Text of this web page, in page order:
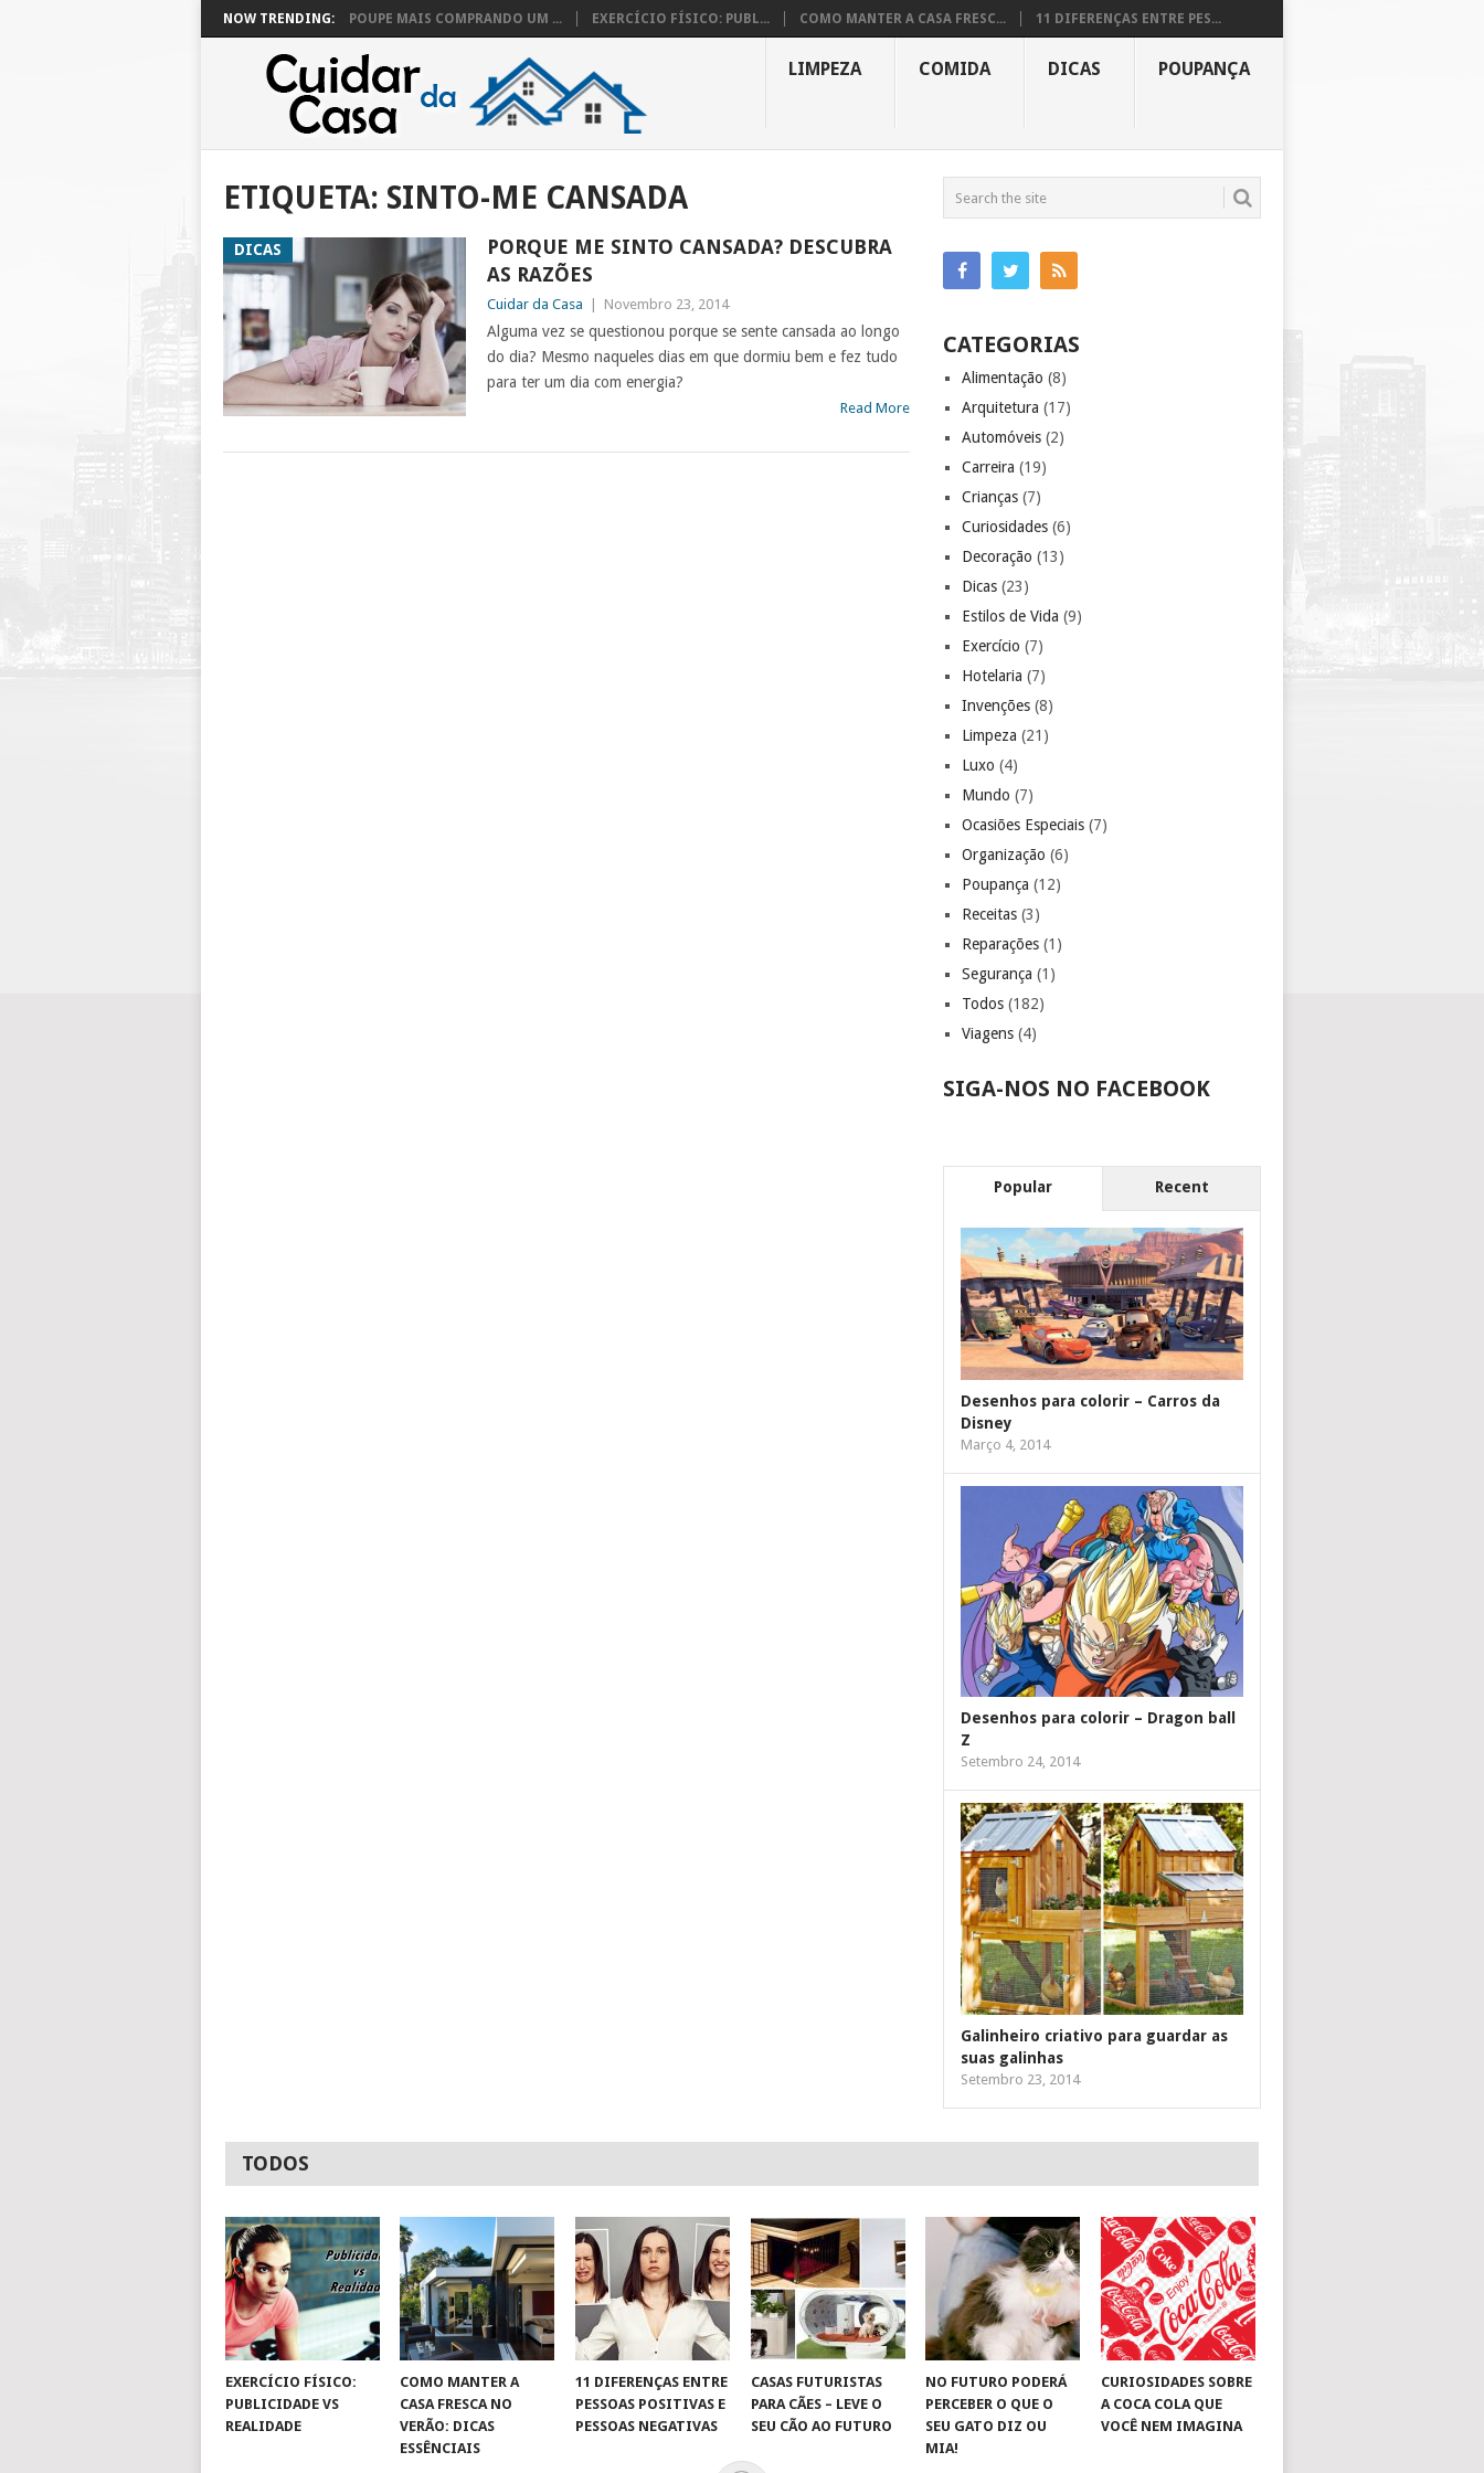
NOW TRENDING: POUPE MAIS COMPRANDO UM ... EXERCÍCIO FÍSICO: PUBL... COMO MANTER A CASA FRESC... 11 DIFERENÇAS ENTRE PES...
LIMPEZA COMIDA DICAS POUPANÇA
ETIQUETA: SINTO-ME CANSADA
DICAS
PORQUE ME SINTO CANSADA? DESCUBRA
AS RAZÕES
Cuidar da Casa Novembro 23, 2014
Alguma vez se questionou porque se sente cansada ao longo
do dia? Mesmo naqueles dias em que dormiu bem e fez tudo
para ter um dia com energia?
Read More
CATEGORIAS
Alimentação (8)
Arquitetura (17)
Automóveis (2)
Carreira (19)
Crianças (7)
Curiosidades (6)
Decoração (13)
Dicas (23)
Estilos de Vida (9)
Exercício (7)
Hotelaria (7)
Invenções (8)
Limpeza (21)
Luxo (4)
Mundo (7)
Ocasiões Especiais (7)
Organização (6)
Poupança (12)
Receitas (3)
Reparações (1)
Segurança (1)
Todos (182)
Viagens (4)
SIGA-NOS NO FACEBOOK
Popular Recent
Desenhos para colorir – Carros da
Disney
Março 4, 2014
Desenhos para colorir – Dragon ball
Z
Setembro 24, 2014
Galinheiro criativo para guardar as
suas galinhas
Setembro 23, 2014
TODOS
EXERCÍCIO FÍSICO:
PUBLICIDADE VS
REALIDADE
COMO MANTER A
CASA FRESCA NO
VERÃO: DICAS
ESSÊNCIAIS
11 DIFERENÇAS ENTRE
PESSOAS POSITIVAS E
PESSOAS NEGATIVAS
CASAS FUTURISTAS
PARA CÃES – LEVE O
SEU CÃO AO FUTURO
NO FUTURO PODERÁ
PERCEBER O QUE O
SEU GATO DIZ OU
MIA!
CURIOSIDADES SOBRE
A COCA COLA QUE
VOCÊ NEM IMAGINA